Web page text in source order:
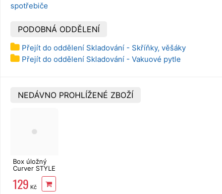
spotřebiče
PODOBNÁ ODDĚLENÍ
Přejít do oddělení Skladování - Skříňky, věšáky
Přejít do oddělení Skladování - Vakuové pytle
NEDÁVNO PROHLÍŽENÉ ZBOŽÍ
Box úložný
Curver STYLE
M krémový
03615-885
129 Kč